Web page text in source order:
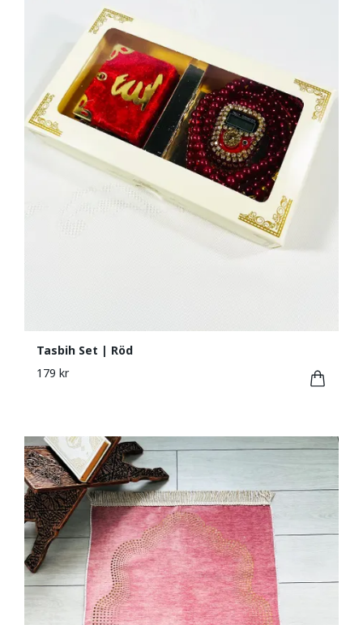
Tasbih Set | Röd
179 kr